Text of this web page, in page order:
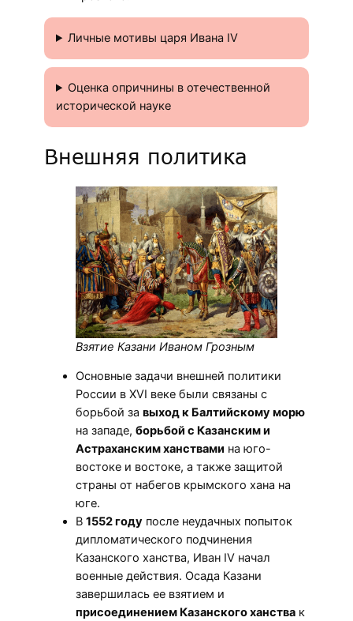
Личные мотивы царя Ивана IV
Оценка опричнины в отечественной
исторической науке
Внешняя политика
Взятие Казани Иваном Грозным
Основные задачи внешней политики
России в XVI веке были связаны с
борьбой за выход к Балтийскому морю
на западе, борьбой с Казанским и
Астраханским ханствами на юго-
востоке и востоке, а также защитой
страны от набегов крымского хана на
юге.
В 1552 году после неудачных попыток
дипломатического подчинения
Казанского ханства, Иван IV начал
военные действия. Осада Казани
завершилась ее взятием и
присоединением Казанского ханства к